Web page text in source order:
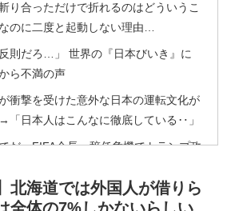
り合っただけで折れるのはどういうこ
のに二度と起動しない理由…
則だろ…」 世界の『日本びいき』に
ら不満の声
衝撃を受けた意外な日本の運転文化が
日本人はこんなに徹底している‥」
だ」FIFA会長、辞任危機でトランプ政
」日本を旅行した外国人が患う新たな
北海道では外国人が借りら